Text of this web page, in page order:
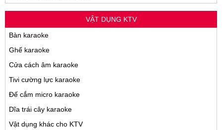
VẬT DỤNG KTV
Bàn karaoke
Ghế karaoke
Cửa cách âm karaoke
Tivi cường lực karaoke
Đế cắm micro karaoke
Dĩa trái cây karaoke
Vật dụng khác cho KTV